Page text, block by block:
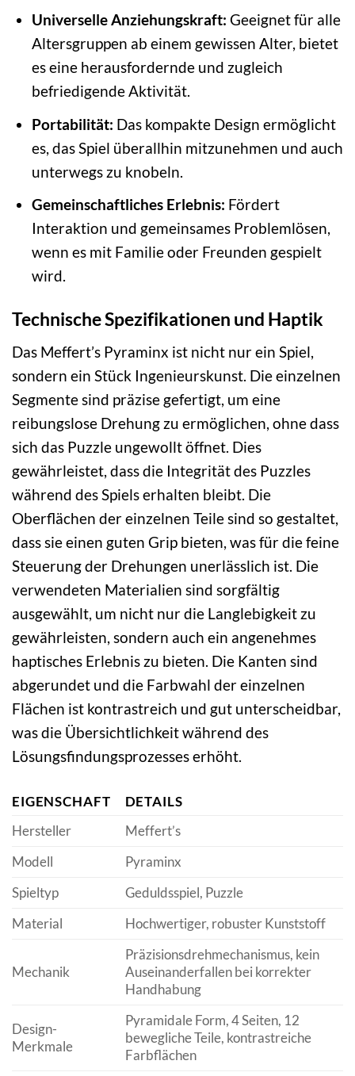
Universelle Anziehungskraft: Geeignet für alle
Altersgruppen ab einem gewissen Alter, bietet
es eine herausfordernde und zugleich
befriedigende Aktivität.
Portabilität: Das kompakte Design ermöglicht
es, das Spiel überallhin mitzunehmen und auch
unterwegs zu knobeln.
Gemeinschaftliches Erlebnis: Fördert
Interaktion und gemeinsames Problemlösen,
wenn es mit Familie oder Freunden gespielt
wird.
Technische Spezifikationen und Haptik
Das Meffert’s Pyraminx ist nicht nur ein Spiel,
sondern ein Stück Ingenieurskunst. Die einzelnen
Segmente sind präzise gefertigt, um eine
reibungslose Drehung zu ermöglichen, ohne dass
sich das Puzzle ungewollt öffnet. Dies
gewährleistet, dass die Integrität des Puzzles
während des Spiels erhalten bleibt. Die
Oberflächen der einzelnen Teile sind so gestaltet,
dass sie einen guten Grip bieten, was für die feine
Steuerung der Drehungen unerlässlich ist. Die
verwendeten Materialien sind sorgfältig
ausgewählt, um nicht nur die Langlebigkeit zu
gewährleisten, sondern auch ein angenehmes
haptisches Erlebnis zu bieten. Die Kanten sind
abgerundet und die Farbwahl der einzelnen
Flächen ist kontrastreich und gut unterscheidbar,
was die Übersichtlichkeit während des
Lösungsfindungsprozesses erhöht.
EIGENSCHAFT
DETAILS
Hersteller
Meffert’s
Modell
Pyraminx
Spieltyp
Geduldsspiel, Puzzle
Material
Hochwertiger, robuster Kunststoff
Mechanik
Präzisionsdrehmechanismus, kein
Auseinanderfallen bei korrekter
Handhabung
Design-
Merkmale
Pyramidale Form, 4 Seiten, 12
bewegliche Teile, kontrastreiche
Farbflächen